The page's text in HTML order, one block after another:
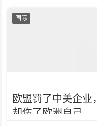
国际
欧盟罚了中美企业，
却伤了欧洲自己